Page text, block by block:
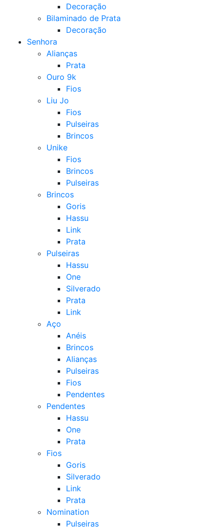
Decoração
Bilaminado de Prata
Decoração
Senhora
Alianças
Prata
Ouro 9k
Fios
Liu Jo
Fios
Pulseiras
Brincos
Unike
Fios
Brincos
Pulseiras
Brincos
Goris
Hassu
Link
Prata
Pulseiras
Hassu
One
Silverado
Prata
Link
Aço
Anéis
Brincos
Alianças
Pulseiras
Fios
Pendentes
Pendentes
Hassu
One
Prata
Fios
Goris
Silverado
Link
Prata
Nomination
Pulseiras